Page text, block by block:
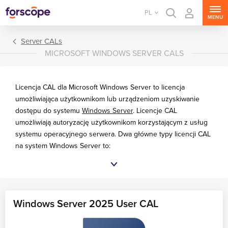
PL
MENU
MS SharePoint Server
Server CALs
MICROSOFT WINDOWS SERVER CALS
Licencja CAL dla Microsoft Windows Server to licencja
umożliwiająca użytkownikom lub urządzeniom uzyskiwanie
dostępu do systemu Windows Server. Licencje CAL
umożliwiają autoryzację użytkownikom korzystającym z usług
systemu operacyjnego serwera. Dwa główne typy licencji CAL
na system Windows Server to:
Licencje CAL dla użytkownika
Licencje CAL na urządzenie , które pozwalają
nieograniczonej liczbie użytkowników na dostęp do
Windows Server 2025 User CAL